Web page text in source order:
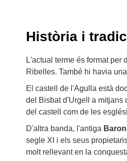
Història i
L'actual terme és format
Ribelles. També hi havia
El castell de l'Agulla està
del Bisbat d'Urgell a mitjans
del castell com de les
D'altra banda, l'antiga
segle XI i els seus
molt rellevant en la